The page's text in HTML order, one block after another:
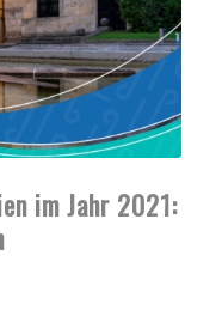
im Jahr 2021: